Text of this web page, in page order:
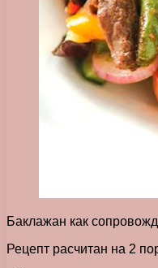
Баклажан как
Рецепт расчитан на 2